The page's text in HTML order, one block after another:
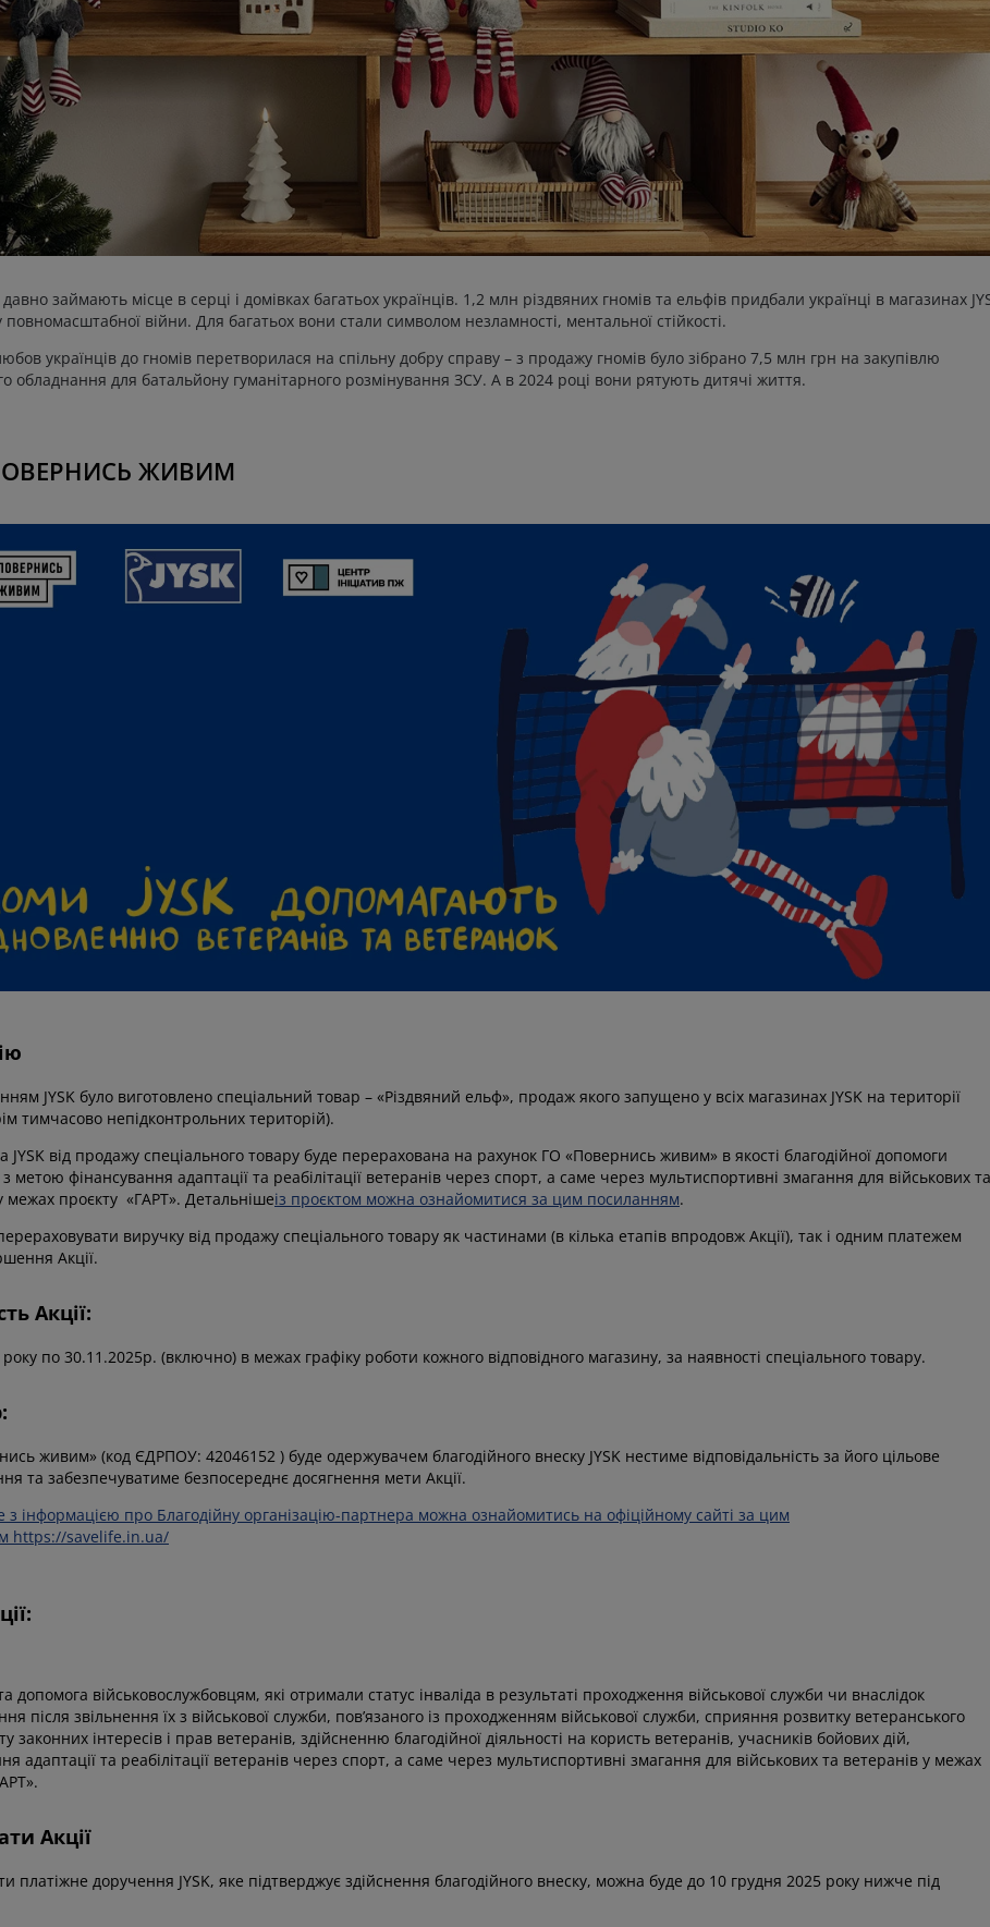
давно займають місце в серці і домівках багатьох українців. 1,2 млн різдвяних гномів та ельфів придбали українці в магазинах
повномасштабної війни. Для багатьох вони стали символом незламності, ментальної стійкості.
українців до гномів перетворилася на спільну добру справу – з продажу гномів було зібрано 7,5 млн грн на закупівлю
обладнання для батальйону гуманітарного розмінування ЗСУ. А в 2024 році вони рятують дитячі життя.
ЖИВИМ
JYSK було виготовлено спеціальний товар – «Різдвяний ельф», продаж якого запущено у всіх магазинах JYSK на території
тимчасово непідконтрольних територій).
JYSK від продажу спеціального товару буде перерахована на рахунок ГО «Повернись живим» в якості благодійної допомоги
метою фінансування адаптації та реабілітації ветеранів через спорт, а саме через мультиспортивні змагання для військових
межах проєкту «ГАРТ». Детальнішеіз проєктом можна ознайомитися за цим посиланням.
виручку від продажу спеціального товару як частинами (в кілька етапів впродовж Акції), так і одним платежем
Акції.
Акції:
по 30.11.2025р. (включно) в межах графіку роботи кожного відповідного магазину, за наявності спеціального товару.
живим» (код ЄДРПОУ: 42046152 ) буде одержувачем благодійного внеску JYSK нестиме відповідальність за його цільове
та забезпечуватиме безпосереднє досягнення мети Акції.
з інформацією про Благодійну організацію-партнера можна ознайомитись на офіційному сайті за цим
https://savelife.in.ua/
допомога військовослужбовцям, які отримали статус інваліда в результаті проходження військової служби чи внаслідок
після звільнення їх з військової служби, пов’язаного із проходженням військової служби, сприяння розвитку ветеранського
законних інтересів і прав ветеранів, здійсненню благодійної діяльності на користь ветеранів, учасників бойових дій,
адаптації та реабілітації ветеранів через спорт, а саме через мультиспортивні змагання для військових та ветеранів у межах
Акції
платіжне доручення JYSK, яке підтверджує здійснення благодійного внеску, можна буде до 10 грудня 2025 року нижче під